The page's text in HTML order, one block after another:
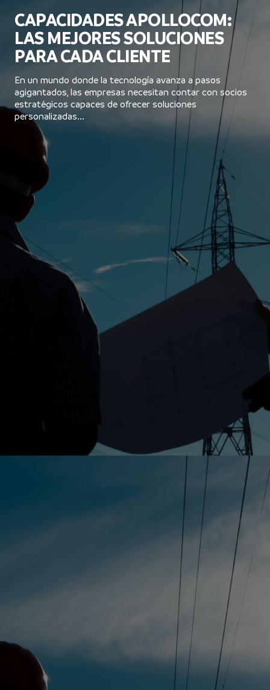
CAPACIDADES APOLLOCOM:
LAS MEJORES SOLUCIONES
PARA CADA CLIENTE
En un mundo donde la tecnología avanza a pasos
agigantados, las empresas necesitan contar con socios
estratégicos capaces de ofrecer soluciones
personalizadas...